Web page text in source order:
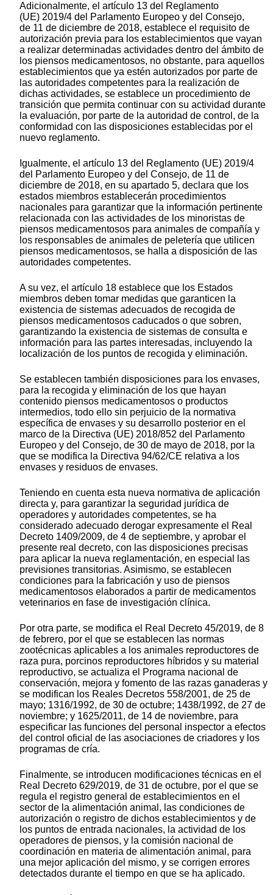
Adicionalmente, el artículo 13 del Reglamento
(UE) 2019/4 del Parlamento Europeo y del Consejo,
de 11 de diciembre de 2018, establece el requisito de
autorización previa para los establecimientos que vayan
a realizar determinadas actividades dentro del ámbito de
los piensos medicamentosos, no obstante, para aquellos
establecimientos que ya estén autorizados por parte de
las autoridades competentes para la realización de
dichas actividades, se establece un procedimiento de
transición que permita continuar con su actividad durante
la evaluación, por parte de la autoridad de control, de la
conformidad con las disposiciones establecidas por el
nuevo reglamento.
Igualmente, el artículo 13 del Reglamento (UE) 2019/4
del Parlamento Europeo y del Consejo, de 11 de
diciembre de 2018, en su apartado 5, declara que los
estados miembros establecerán procedimientos
nacionales para garantizar que la información pertinente
relacionada con las actividades de los minoristas de
piensos medicamentosos para animales de compañía y
los responsables de animales de peletería que utilicen
piensos medicamentosos, se halla a disposición de las
autoridades competentes.
A su vez, el artículo 18 establece que los Estados
miembros deben tomar medidas que garanticen la
existencia de sistemas adecuados de recogida de
piensos medicamentosos caducados o que sobren,
garantizando la existencia de sistemas de consulta e
información para las partes interesadas, incluyendo la
localización de los puntos de recogida y eliminación.
Se establecen también disposiciones para los envases,
para la recogida y eliminación de los que hayan
contenido piensos medicamentosos o productos
intermedios, todo ello sin perjuicio de la normativa
específica de envases y su desarrollo posterior en el
marco de la Directiva (UE) 2018/852 del Parlamento
Europeo y del Consejo, de 30 de mayo de 2018, por la
que se modifica la Directiva 94/62/CE relativa a los
envases y residuos de envases.
Teniendo en cuenta esta nueva normativa de aplicación
directa y, para garantizar la seguridad jurídica de
operadores y autoridades competentes, se ha
considerado adecuado derogar expresamente el Real
Decreto 1409/2009, de 4 de septiembre, y aprobar el
presente real decreto, con las disposiciones precisas
para aplicar la nueva reglamentación, en especial las
previsiones transitorias. Asimismo, se establecen
condiciones para la fabricación y uso de piensos
medicamentosos elaborados a partir de medicamentos
veterinarios en fase de investigación clínica.
Por otra parte, se modifica el Real Decreto 45/2019, de 8
de febrero, por el que se establecen las normas
zootécnicas aplicables a los animales reproductores de
raza pura, porcinos reproductores híbridos y su material
reproductivo, se actualiza el Programa nacional de
conservación, mejora y fomento de las razas ganaderas y
se modifican los Reales Decretos 558/2001, de 25 de
mayo; 1316/1992, de 30 de octubre; 1438/1992, de 27 de
noviembre; y 1625/2011, de 14 de noviembre, para
especificar las funciones del personal inspector a efectos
del control oficial de las asociaciones de criadores y los
programas de cría.
Finalmente, se introducen modificaciones técnicas en el
Real Decreto 629/2019, de 31 de octubre, por el que se
regula el registro general de establecimientos en el
sector de la alimentación animal, las condiciones de
autorización o registro de dichos establecimientos y de
los puntos de entrada nacionales, la actividad de los
operadores de piensos, y la comisión nacional de
coordinación en materia de alimentación animal, para
una mejor aplicación del mismo, y se corrigen errores
detectados durante el tiempo en que se ha aplicado.